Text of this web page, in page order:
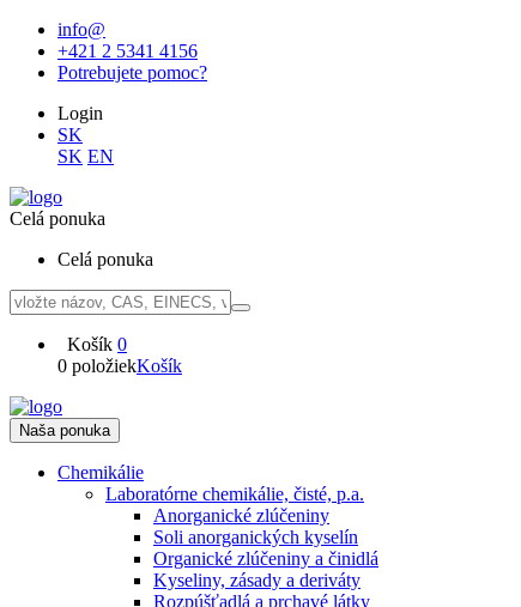
info@
+421 2 5341 4156
Potrebujete pomoc?
Login
SK
SK EN
Celá ponuka
Celá ponuka
Košík 0
0 položiekKošík
Naša ponuka
Chemikálie
Laboratórne chemikálie, čisté, p.a.
Anorganické zlúčeniny
Soli anorganických kyselín
Organické zlúčeniny a činidlá
Kyseliny, zásady a deriváty
Rozpúšťadlá a prchavé látky